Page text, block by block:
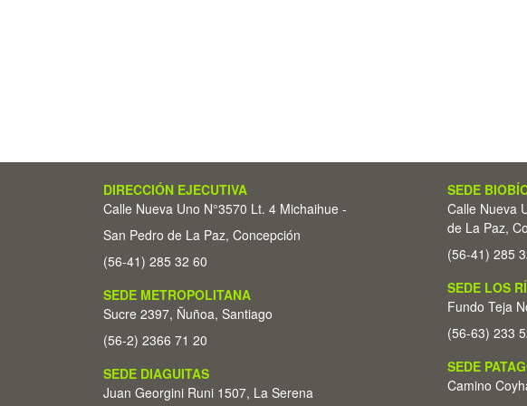
DIRECCIÓN EJECUTIVA
Calle Nueva Uno N°3570 Lt. 4 Michaihue -
San Pedro de La Paz, Concepción
(56-41) 285 32 60
SEDE METROPOLITANA
Sucre 2397, Ñuñoa, Santiago
(56-2) 2366 71 20
SEDE DIAGUITAS
Juan Georgini Runi 1507, La Serena
SEDE
Calle Nueva
de La Paz,
(56-41) 285
SEDE LOS
Fundo Teja
(56-63) 233
SEDE
Camino